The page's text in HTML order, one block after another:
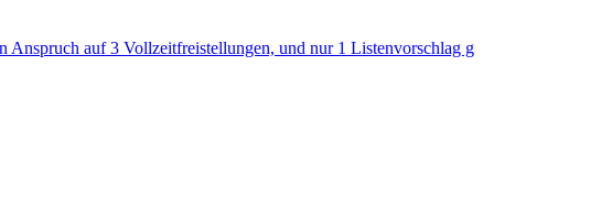
Anspruch auf 3 Vollzeitfreistellungen, und nur 1 Listenvorschlag g